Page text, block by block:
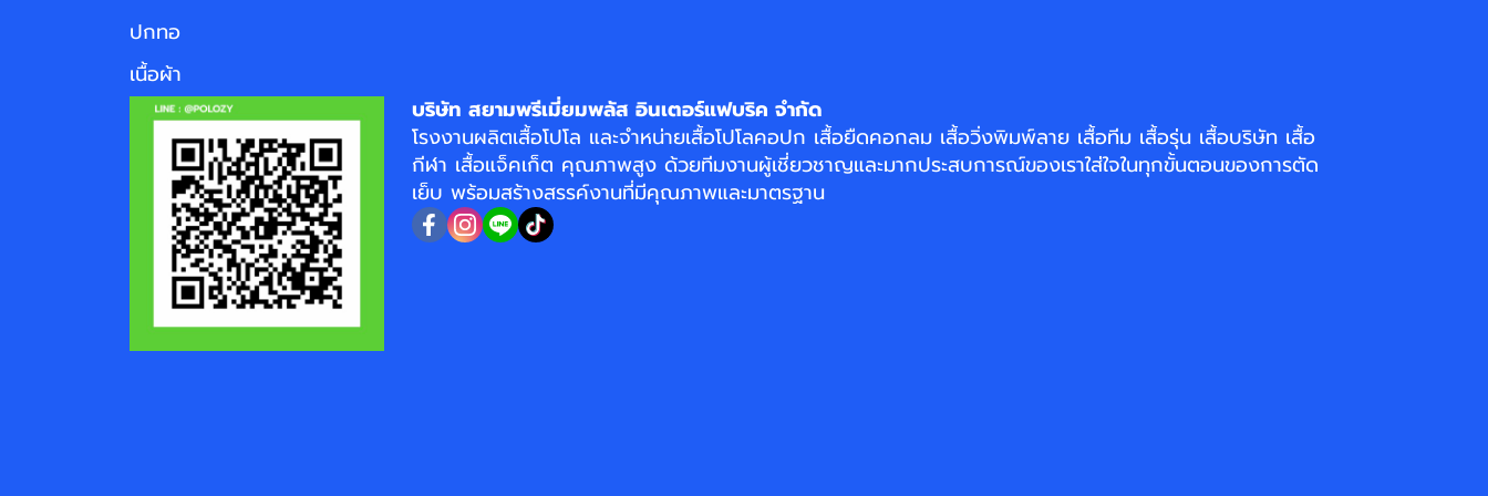
ปกทอ
เนื้อผ้า
บริษัท สยามพรีเมี่ยมพลัส อินเตอร์แฟบริค จำกัด
โรงงานผลิตเสื้อโปโล และจำหน่ายเสื้อโปโลคอปก เสื้อยืดคอกลม เสื้อวิ่งพิมพ์ลาย เสื้อทีม เสื้อรุ่น เสื้อบริษัท เสื้อ
กีฬา เสื้อแจ็คเก็ต คุณภาพสูง ด้วยทีมงานผู้เชี่ยวชาญและมากประสบการณ์ของเราใส่ใจในทุกขั้นตอนของการตัด
เย็บ พร้อมสร้างสรรค์งานที่มีคุณภาพและมาตรฐาน